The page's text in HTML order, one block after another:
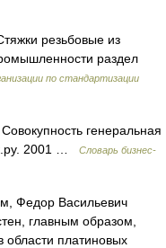
резьбовые из
раздел
по стандартизации
генеральная
2001 …
Словарь бизнес-
Федор Васильевич
главным образом,
платиновых